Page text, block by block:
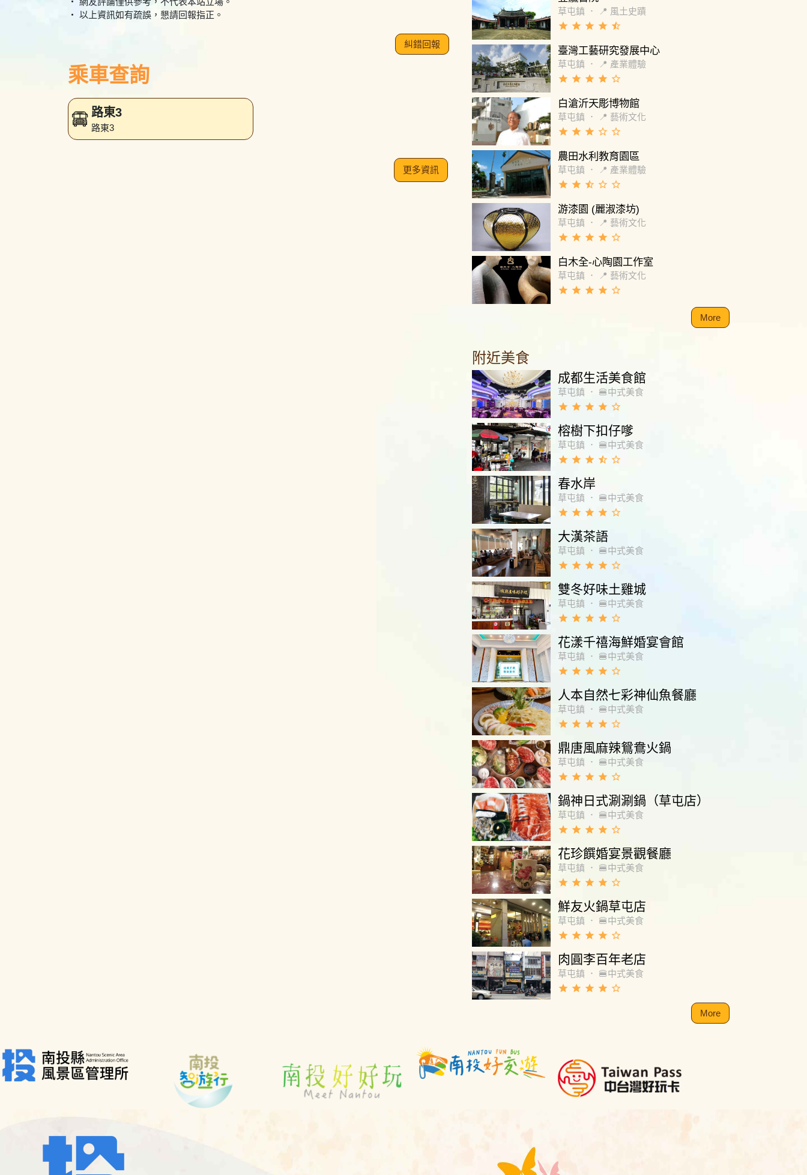
・ 以上資訊如有疏誤，懇請回報指正。
糾錯回報
乘車查詢
路東3
路東3
更多資訊
草屯鎮 ． 📍 風土史蹟
grade grade grade grade star_half
臺灣工藝研究發展中心
草屯鎮 ． 📍 產業體驗
grade grade grade grade star_border
白滄沂天彫博物館
草屯鎮 ． 📍 藝術文化
grade grade grade star_border star_border
農田水利教育園區
草屯鎮 ． 📍 產業體驗
grade grade star_half star_border star_border
游漆園 (麗淑漆坊)
草屯鎮 ． 📍 藝術文化
grade grade grade grade star_border
白木全-心陶園工作室
草屯鎮 ． 📍 藝術文化
grade grade grade grade star_border
More
附近美食
成都生活美食館
草屯鎮 ． 🍔中式美食
grade grade grade grade star_border
榕樹下扣仔嗲
草屯鎮 ． 🍔中式美食
grade grade grade star_half star_border
春水岸
草屯鎮 ． 🍔中式美食
grade grade grade grade star_border
大漢茶語
草屯鎮 ． 🍔中式美食
grade grade grade grade star_border
雙冬好味土雞城
草屯鎮 ． 🍔中式美食
grade grade grade grade star_border
花漾千禧海鮮婚宴會館
草屯鎮 ． 🍔中式美食
grade grade grade grade star_border
人本自然七彩神仙魚餐廳
草屯鎮 ． 🍔中式美食
grade grade grade grade star_border
鼎唐風麻辣鴛鴦火鍋
草屯鎮 ． 🍔中式美食
grade grade grade grade star_border
鍋神日式涮涮鍋（草屯店）
草屯鎮 ． 🍔中式美食
grade grade grade grade star_border
花珍饌婚宴景觀餐廳
草屯鎮 ． 🍔中式美食
grade grade grade grade star_border
鮮友火鍋草屯店
草屯鎮 ． 🍔中式美食
grade grade grade grade star_border
肉圓李百年老店
草屯鎮 ． 🍔中式美食
grade grade grade grade star_border
More